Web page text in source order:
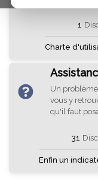
1
Charte
Un
vous y
qu'il faut
31
Enfin un